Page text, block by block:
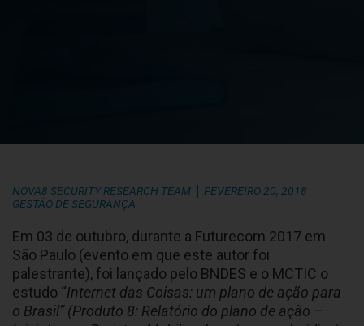
NOVA8 SECURITY RESEARCH TEAM
FEVEREIRO 20, 2018
GESTÃO DE SEGURANÇA
Em 03 de outubro, durante a Futurecom 2017 em
São Paulo (evento em que este autor foi
palestrante), foi lançado pelo BNDES e o MCTIC o
estudo “Internet das Coisas: um plano de ação para
o Brasil” (Produto 8: Relatório do plano de ação –